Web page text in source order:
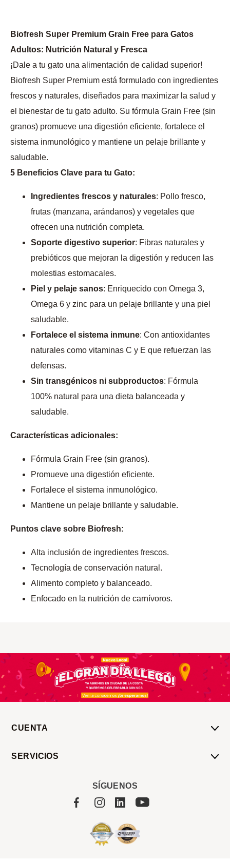
Biofresh Super Premium Grain Free para Gatos
Adultos: Nutrición Natural y Fresca
¡Dale a tu gato una alimentación de calidad superior!
Biofresh Super Premium está formulado con ingredientes
frescos y naturales, diseñados para maximizar la salud y
el bienestar de tu gato adulto. Su fórmula Grain Free (sin
granos) promueve una digestión eficiente, fortalece el
sistema inmunológico y mantiene un pelaje brillante y
saludable.
5 Beneficios Clave para tu Gato:
Ingredientes frescos y naturales: Pollo fresco,
frutas (manzana, arándanos) y vegetales que
ofrecen una nutrición completa.
Soporte digestivo superior: Fibras naturales y
prebióticos que mejoran la digestión y reducen las
molestias estomacales.
Piel y pelaje sanos: Enriquecido con Omega 3,
Omega 6 y zinc para un pelaje brillante y una piel
saludable.
Fortalece el sistema inmune: Con antioxidantes
naturales como vitaminas C y E que refuerzan las
defensas.
Sin transgénicos ni subproductos: Fórmula
100% natural para una dieta balanceada y
saludable.
Características adicionales:
Fórmula Grain Free (sin granos).
Promueve una digestión eficiente.
Fortalece el sistema inmunológico.
Mantiene un pelaje brillante y saludable.
Puntos clave sobre Biofresh:
Alta inclusión de ingredientes frescos.
Tecnología de conservación natural.
Alimento completo y balanceado.
Enfocado en la nutrición de carnívoros.
CUENTA
SERVICIOS
SÍGUENOS